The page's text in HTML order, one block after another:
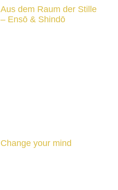
Aus dem Raum der Stille
– Ensō & Shindō
Change your mind